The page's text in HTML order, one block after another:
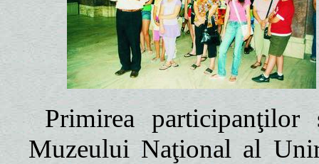
Primirea
Muzeului Naţional al